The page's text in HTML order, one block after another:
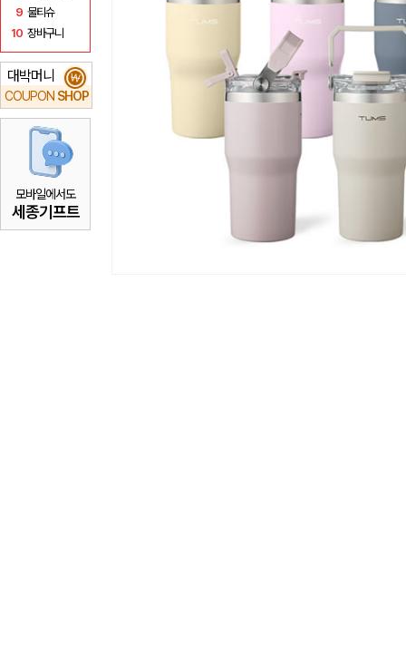
9 물티슈
10 장바구니
대박머니
COUPON SHOP
₩
모바일에서도
세종기프트